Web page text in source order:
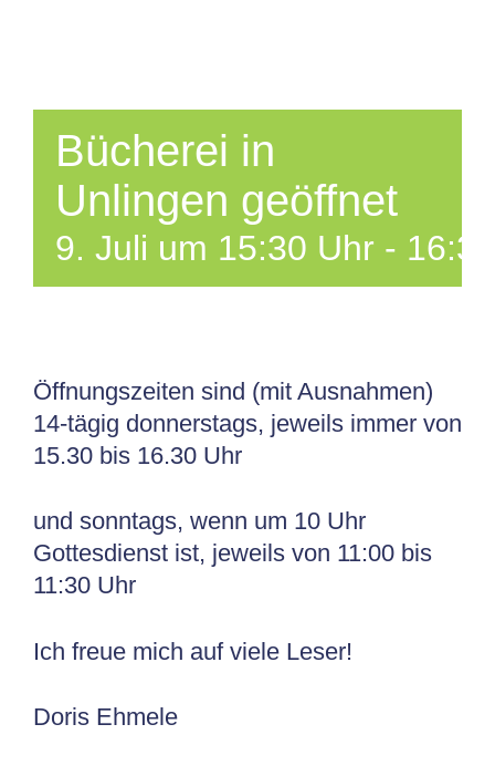
Bücherei in
Unlingen geöffnet
9. Juli um 15:30 Uhr -
Öffnungszeiten sind (mit Ausnahmen)
14-tägig donnerstags, jeweils immer von
15.30 bis 16.30 Uhr
und sonntags, wenn um 10 Uhr
Gottesdienst ist, jeweils von 11:00 bis
11:30 Uhr
Ich freue mich auf viele Leser!
Doris Ehmele